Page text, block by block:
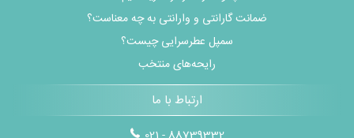
ضمانت گارانتی و وارانتی به چه معناست؟
سمپل عطرسرایی چیست؟
رایحه‌های منتخب
ارتباط با ما